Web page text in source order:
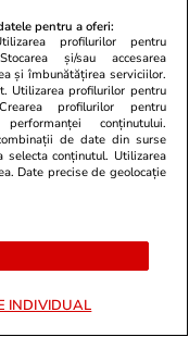
20 iul.
pentru a oferi:
profilurilor pentru
și/sau accesarea
și îmbunătățirea serviciilor.
Utilizarea profilurilor pentru
profilurilor pentru
conținutului.
de date din surse
conținutul. Utilizarea
Date precise de geolocație
INDIVIDUAL